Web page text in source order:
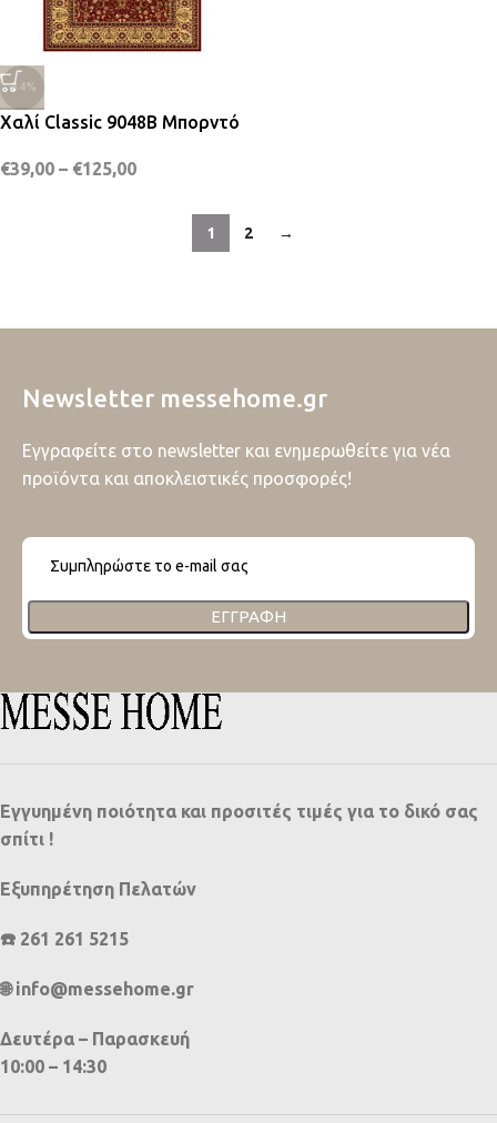
-34%
Χαλί Classic 9048B Μπορντό
€39,00 – €125,00
1 2 →
Newsletter messehome.gr
Εγγραφείτε στο newsletter και ενημερωθείτε για νέα
προϊόντα και αποκλειστικές προσφορές!
ΕΓΓΡΑΦΉ
Εγγυημένη ποιότητα και προσιτές τιμές για το δικό σας
σπίτι !
Εξυπηρέτηση Πελατών
☎️ 261 261 5215
🌐 info@messehome.gr
Δευτέρα – Παρασκευή
10:00 – 14:30